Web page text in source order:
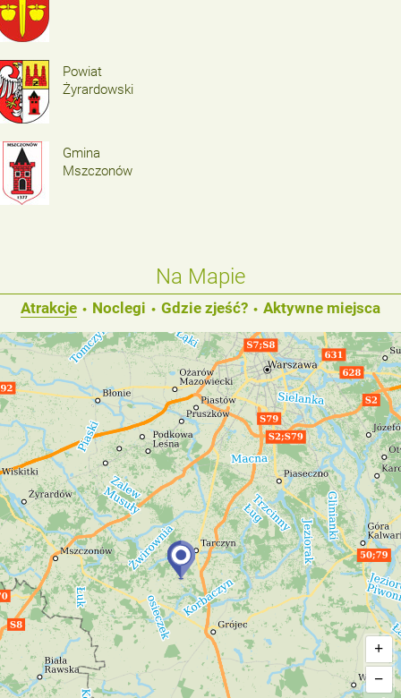
Powiat
Żyrardowski
Gmina
Mszczonów
Na Mapie
Atrakcje Noclegi Gdzie zjeść? Aktywne miejsca
+
−